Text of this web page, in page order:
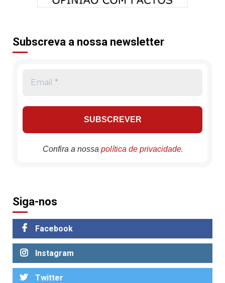
Subscreva a nossa newsletter
Confira a nossa política de privacidade.
Siga-nos
Facebook
Instagram
Twitter